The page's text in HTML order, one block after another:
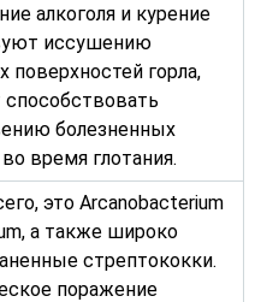
алкоголя и курение
иссушению
поверхностей горла,
болезненных
время глотания.
это Arcanobacterium
а также широко
стрептококки.
поражение